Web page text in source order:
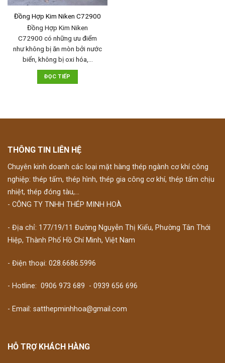
Đồng Hợp Kim Niken C72900
Đồng Hợp Kim Niken
C72900 có những ưu điểm
như không bị ăn mòn bởi nước
biển, không bị oxi hóa,…
ĐỌC TIẾP
THÔNG TIN LIÊN HỆ
Chuyên kinh doanh các loại mặt hàng thép ngành cơ khí công
nghiệp: thép tấm, thép hình, thép gia công cơ khí, thép tấm chịu
nhiệt, thép đóng tàu,...
- CÔNG TY TNHH THÉP MINH HOÀ
- Địa chỉ: 177/19/11 Đường Nguyễn Thị Kiểu, Phường Tân Thới
Hiệp, Thành Phố Hồ Chí Minh, Việt Nam
- Điện thoại: 028.6686.5996
- Hotline: 0906 973 689 - 0939 656 696
- Email: satthepminhhoa@gmail.com
HỖ TRỢ KHÁCH HÀNG